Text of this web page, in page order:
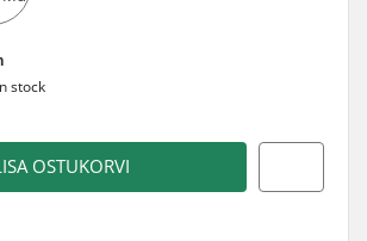
stock
OSTUKORVI